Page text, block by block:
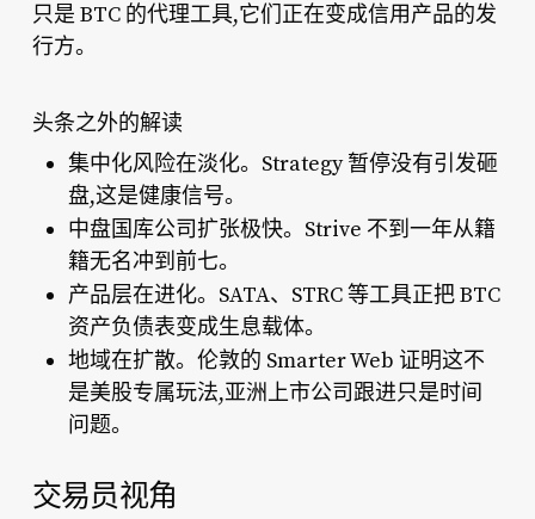
只是 BTC 的代理工具,它们正在变成信用产品的发
行方。
头条之外的解读
集中化风险在淡化。 Strategy 暂停没有引发砸
盘,这是健康信号。
中盘国库公司扩张极快。 Strive 不到一年从籍
籍无名冲到前七。
产品层在进化。 SATA、STRC 等工具正把 BTC
资产负债表变成生息载体。
地域在扩散。 伦敦的 Smarter Web 证明这不
是美股专属玩法,亚洲上市公司跟进只是时间
问题。
交易员视角